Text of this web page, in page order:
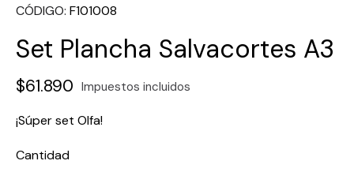
CÓDIGO F101008
Set Plancha Salvacortes A3
$61.890 Impuestos incluidos
¡Súper set Olfa!
Cantidad